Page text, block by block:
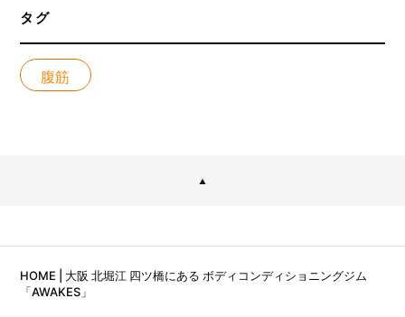
タグ
腹筋
HOME | 大阪 北堀江 四ツ橋にある ボディコンディショニングジム
「AWAKES」